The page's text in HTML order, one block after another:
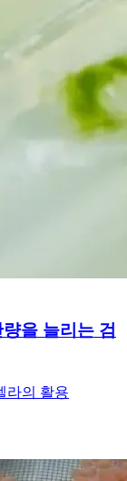
을 늘리는 검
라의 활용